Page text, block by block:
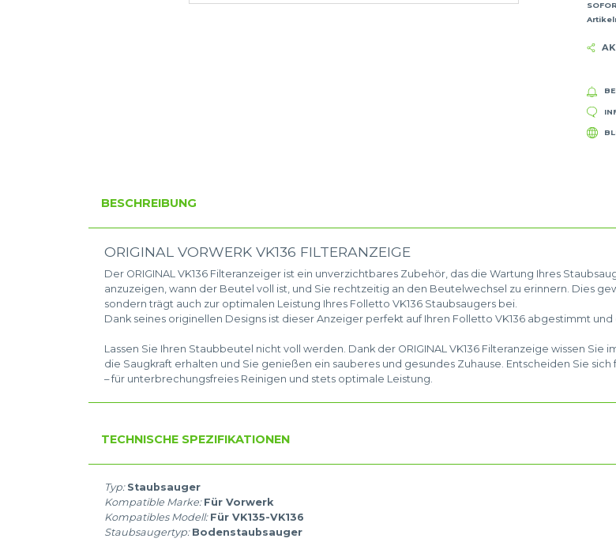
BESCHREIBUNG
ORIGINAL VORWERK VK136 FILTERANZEIGE
Der ORIGINAL VK136 Filteranzeiger ist ein unverzichtbares Zubehör, das die Wartung Ihres
anzuzeigen, wann der Beutel voll ist, und Sie rechtzeitig an den Beutelwechsel zu erinnern. Dies
sondern trägt auch zur optimalen Leistung Ihres Folletto VK136 Staubsaugers bei.
Dank seines originellen Designs ist dieser Anzeiger perfekt auf Ihren Folletto VK136 abgestimmt
Lassen Sie Ihren Staubbeutel nicht voll werden. Dank der ORIGINAL VK136 Filteranzeige wissen
die Saugkraft erhalten und Sie genießen ein sauberes und gesundes Zuhause. Entscheiden Sie
– für unterbrechungsfreies Reinigen und stets optimale Leistung.
TECHNISCHE SPEZIFIKATIONEN
Typ: Staubsauger
Kompatible Marke: Für Vorwerk
Kompatibles Modell: Für VK135-VK136
Staubsaugertyp: Bodenstaubsauger